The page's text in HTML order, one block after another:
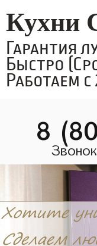
Кухни
Гарантия
Быстро
Работаем с
8